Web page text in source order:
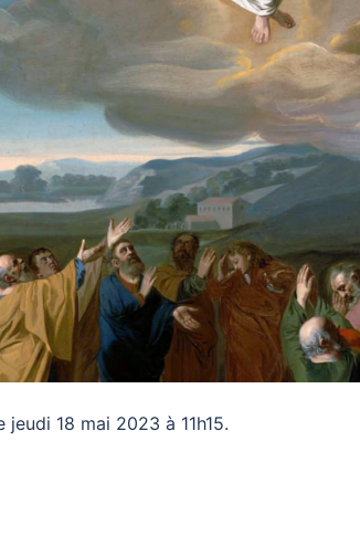
jeudi 18 mai 2023 à 11h15.